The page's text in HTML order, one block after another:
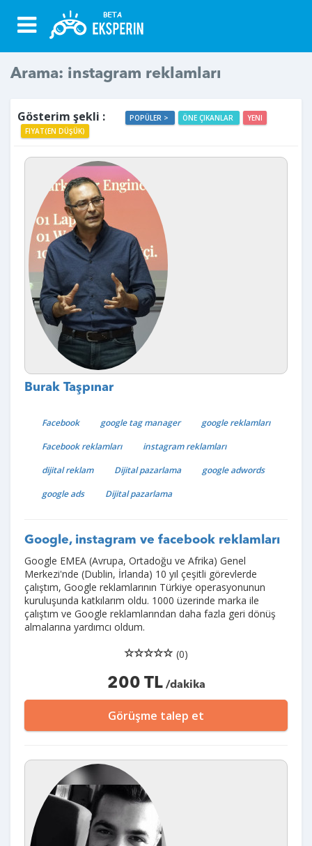
Arama: instagram reklamları
Gösterim şekli : POPÜLER > ÖNE ÇIKANLAR
YENI
FIYAT(EN DÜŞÜK)
Burak Taşpınar
Facebook google tag manager
google reklamları
Facebook reklamları
instagram reklamları
dijital reklam
Dijital pazarlama
google adwords
google ads
Dijital pazarlama
Google, instagram ve facebook reklamları
Google EMEA (Avrupa, Ortadoğu ve Afrika) Genel
Merkezi'nde (Dublin, İrlanda) 10 yıl çeşitli görevlerde
çalıştım, Google reklamlarının Türkiye operasyonunun
kuruluşunda katkılarım oldu. 1000 üzerinde marka ile
çalıştım ve Google reklamlarından daha fazla geri dönüş
almalarına yardımcı oldum.
(0)
200 TL/dakika
Görüşme talep et